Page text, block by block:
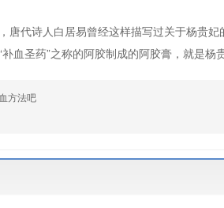
唐代诗人白居易曾经这样描写过关于杨贵
血圣药”之称的阿胶制成的阿胶膏，就是杨
方法吧